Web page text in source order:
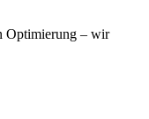
Optimierung – wir